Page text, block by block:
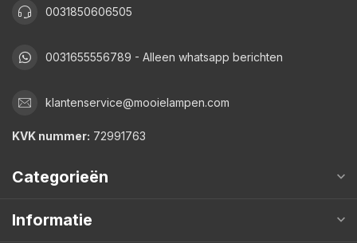
0031850606505
0031655556789 - Alleen whatsapp berichten
klantenservice@mooielampen.com
KVK nummer: 72991763
Categorieën
Informatie